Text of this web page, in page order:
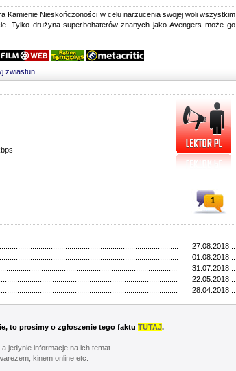
Kamienie Nieskończoności w celu narzucenia swojej woli wszystkim
Tylko drużyna superbohaterów znanych jako Avengers może go
zwiastun
1
27.08.2018 ::
01.08.2018 ::
31.07.2018 ::
22.05.2018 ::
28.04.2018 ::
to prosimy o zgłoszenie tego faktu TUTAJ.
jedynie informacje na ich temat.
kinem online etc.